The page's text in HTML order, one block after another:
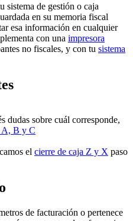
sistema de gestión o caja
en su memoria fiscal
esa información en cualquier
con una impresora
no fiscales, y con tu sistema
dudas sobre cuál corresponde,
A, B y C
el cierre de caja Z y X paso
de facturación o pertenece